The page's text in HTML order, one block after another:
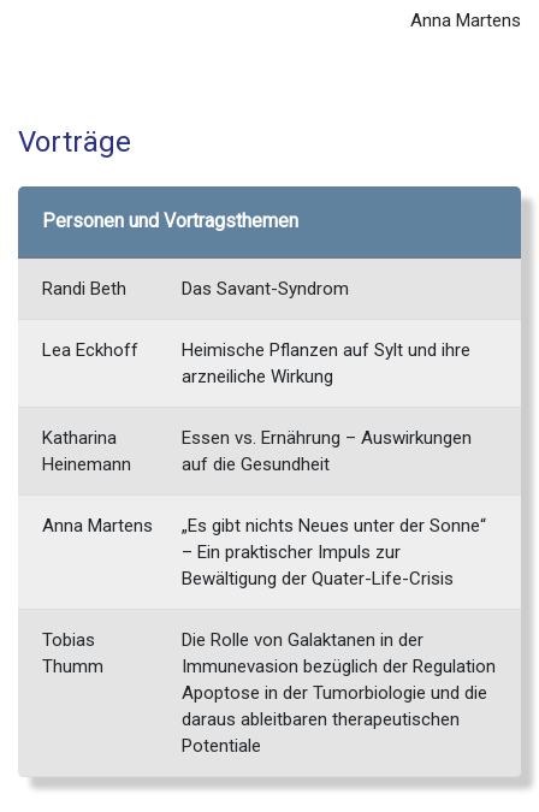
Anna Martens
Vorträge
Personen und Vortragsthemen
Randi Beth Das Savant-Syndrom
Lea Eckhoff
Heimische Pflanzen auf Sylt und ihre
arzneiliche Wirkung
Katharina
Heinemann
Essen vs. Ernährung – Auswirkungen
auf die Gesundheit
Anna Martens
„Es gibt nichts Neues unter der Sonne“
– Ein praktischer Impuls zur
Bewältigung der Quater-Life-Crisis
Tobias
Thumm
Die Rolle von Galaktanen in der
Immunevasion bezüglich der Regulation
Apoptose in der Tumorbiologie und die
daraus ableitbaren therapeutischen
Potentiale